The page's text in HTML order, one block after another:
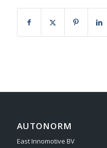
AUTONORM
East Innomotive BV